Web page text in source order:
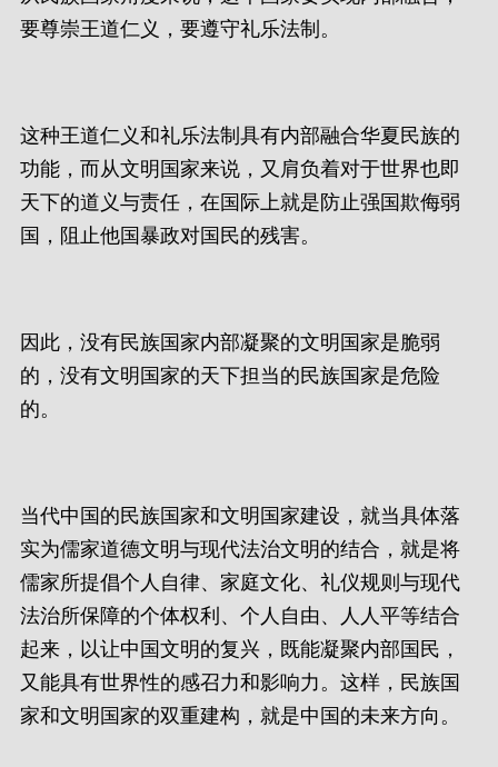
要尊崇王道仁义，要遵守礼乐法制。
这种王道仁义和礼乐法制具有内部融合华夏民族的
功能，而从文明国家来说，又肩负着对于世界也即
天下的道义与责任，在国际上就是防止强国欺侮弱
国，阻止他国暴政对国民的残害。
因此，没有民族国家内部凝聚的文明国家是脆弱
的，没有文明国家的天下担当的民族国家是危险
的。
当代中国的民族国家和文明国家建设，就当具体落
实为儒家道德文明与现代法治文明的结合，就是将
儒家所提倡个人自律、家庭文化、礼仪规则与现代
法治所保障的个体权利、个人自由、人人平等结合
起来，以让中国文明的复兴，既能凝聚内部国民，
又能具有世界性的感召力和影响力。这样，民族国
家和文明国家的双重建构，就是中国的未来方向。